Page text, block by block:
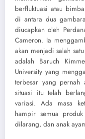
berfluktuasi atau
di antara dua
diucapkan oleh
Cameron. Ia
akan menjadi salah
adalah Baruch
University yang
terbesar yang pernah
situasi itu telah
variasi. Ada masa
hampir semua
dilarang, dan anak